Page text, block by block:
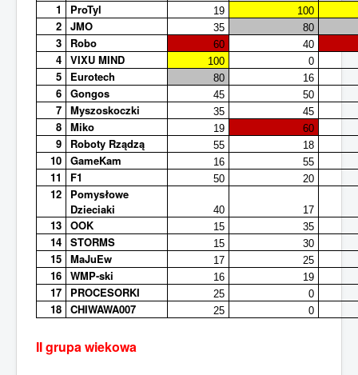
Jesteś tutaj:
Sezon 2017/2018
Robo Elektryk Day 2018
Wyniki zawodów Robo Elektryk Day 2018
1
ProTyl 19 100
2 JMO 35 80
3 Robo 60 40
4 VIXU MIND 100 0
5 Eurotech 80 16
6 Gongos 45 50
7 Myszoskoczki 35 45
8 Miko 19 60
9 Roboty Rządzą 55 18
10 GameKam 16 55
11 F1 50 20
12
Pomysłowe
Dzieciaki
40 17
13 OOK 15 35
14 STORMS 15 30
15 MaJuEw 17 25
16 WMP-ski 16 19
17 PROCESORKI 25 0
18 CHIWAWA007 25 0
II grupa wiekowa